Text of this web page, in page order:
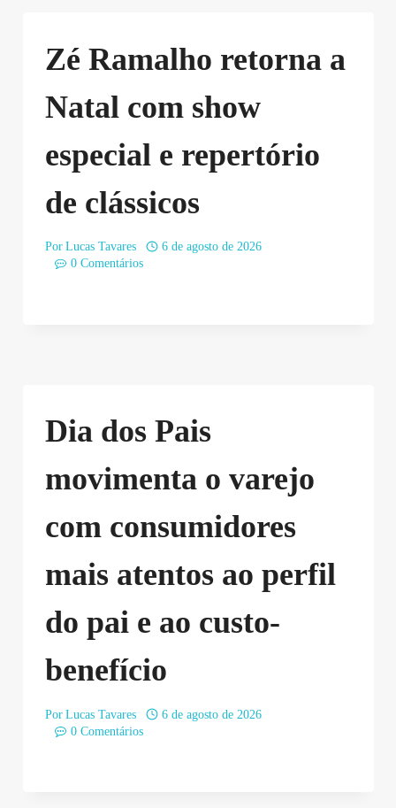
Zé Ramalho retorna a
Natal com show
especial e repertório
de clássicos
Por Lucas Tavares
6 de agosto de 2026
0 Comentários
Dia dos Pais
movimenta o varejo
com consumidores
mais atentos ao perfil
do pai e ao custo-
benefício
Por Lucas Tavares
6 de agosto de 2026
0 Comentários